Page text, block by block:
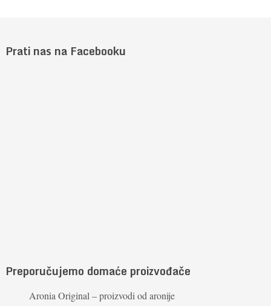
Prati nas na Facebooku
Preporučujemo domaće proizvođače
Aronia Original – proizvodi od aronije